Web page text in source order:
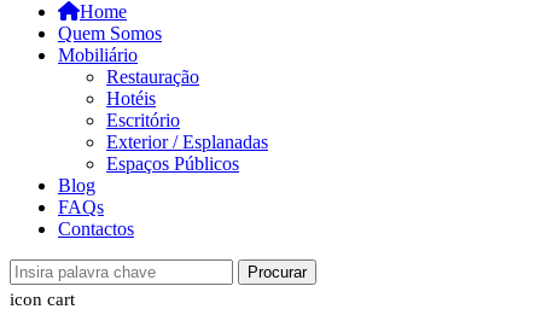
Home
Quem Somos
Mobiliário
Restauração
Hotéis
Escritório
Exterior / Esplanadas
Espaços Públicos
Blog
FAQs
Contactos
Procurar
icon cart